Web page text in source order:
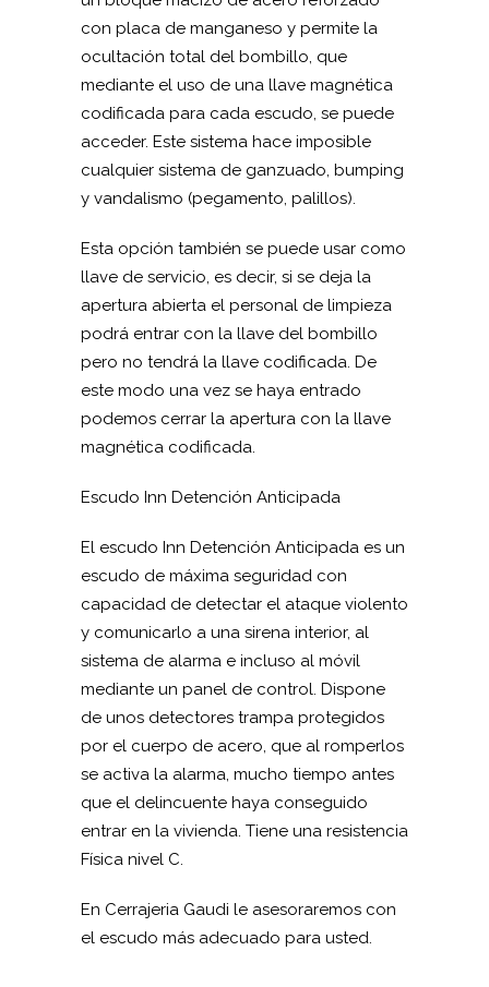
con placa de manganeso y permite la
ocultación total del bombillo, que
mediante el uso de una llave magnética
codificada para cada escudo, se puede
acceder. Este sistema hace imposible
cualquier sistema de ganzuado, bumping
y vandalismo (pegamento, palillos).
Esta opción también se puede usar como
llave de servicio, es decir, si se deja la
apertura abierta el personal de limpieza
podrá entrar con la llave del bombillo
pero no tendrá la llave codificada. De
este modo una vez se haya entrado
podemos cerrar la apertura con la llave
magnética codificada.
Escudo Inn Detención Anticipada
El escudo Inn Detención Anticipada es un
escudo de máxima seguridad con
capacidad de detectar el ataque violento
y comunicarlo a una sirena interior, al
sistema de alarma e incluso al móvil
mediante un panel de control. Dispone
de unos detectores trampa protegidos
por el cuerpo de acero, que al romperlos
se activa la alarma, mucho tiempo antes
que el delincuente haya conseguido
entrar en la vivienda. Tiene una resistencia
Física nivel C.
En Cerrajeria Gaudi le asesoraremos con
el escudo más adecuado para usted.